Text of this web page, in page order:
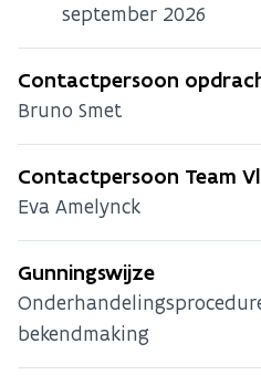
september 2026
Contactpersoon
Bruno Smet
Contactpersoon Team
Eva Amelynck
Gunningswijze
bekendmaking